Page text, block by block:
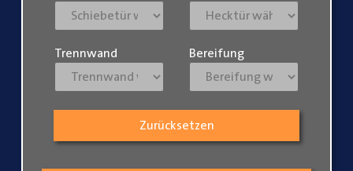
Trennwand Bereifung
Zurücksetzen